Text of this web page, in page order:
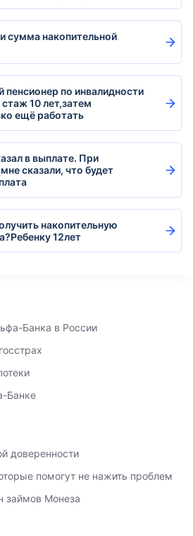
сумма накопительной
пенсионер по инвалидности
10 лет,затем
ещё работать
в выплате. При
сказали, что будет
накопительную
12лет
Банка в России
Банке
доверенности
помогут не нажить проблем
займов Монеза